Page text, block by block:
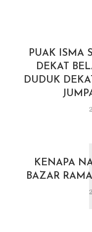
PUAK ISMA
DEKAT
DUDUK
KENAPA
BAZAR